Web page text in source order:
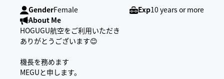
GenderFemale Exp10 years or more
About Me
HOGUGU航空をご利用いただき
ありがとうございます😊
機長を務めます
MEGUと申します。